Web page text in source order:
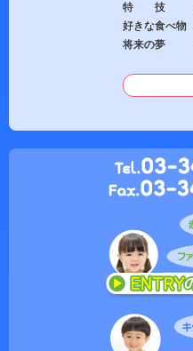
特 技
好きな食べ物
将来の夢